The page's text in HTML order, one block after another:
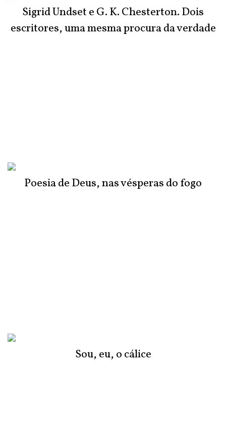
Sigrid Undset e G. K. Chesterton. Dois
escritores, uma mesma procura da verdade
Poesia de Deus, nas vésperas do fogo
Sou, eu, o cálice